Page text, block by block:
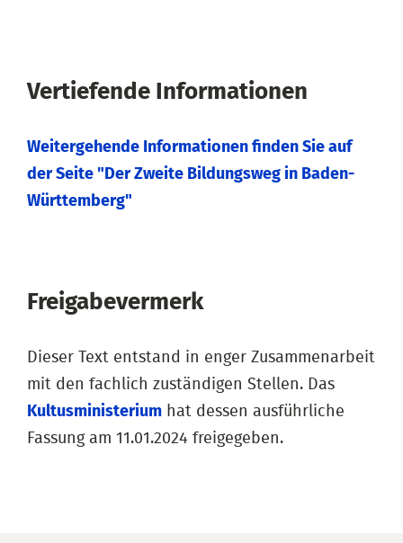
Vertiefende Informationen
Weitergehende Informationen finden Sie auf
der Seite "Der Zweite Bildungsweg in Baden-
Württemberg"
Freigabevermerk
Dieser Text entstand in enger Zusammenarbeit
mit den fachlich zuständigen Stellen. Das
Kultusministerium hat dessen ausführliche
Fassung am 11.01.2024 freigegeben.